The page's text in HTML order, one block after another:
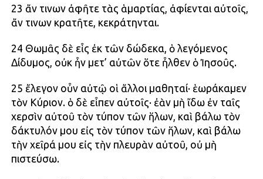
23 ἄν τινων ἀφῆτε τὰς ἁμαρτίας, ἀφίενται αὐτοῖς,
ἄν τινων κρατῆτε, κεκράτηνται.
24 Θωμᾶς δὲ εἷς ἐκ τῶν δώδεκα, ὁ λεγόμενος
Δίδυμος, οὐκ ἦν μετ’ αὐτῶν ὅτε ἦλθεν ὁ Ἰησοῦς.
25 ἔλεγον οὖν αὐτῷ οἱ ἄλλοι μαθηταί· ἑωράκαμεν
τὸν Κύριον. ὁ δὲ εἶπεν αὐτοῖς· ἐὰν μὴ ἴδω ἐν ταῖς
χερσὶν αὐτοῦ τὸν τύπον τῶν ἥλων, καὶ βάλω τὸν
δάκτυλόν μου εἰς τὸν τύπον τῶν ἥλων, καὶ βάλω
τὴν χεῖρά μου εἰς τὴν πλευρὰν αὐτοῦ, οὐ μὴ
πιστεύσω.